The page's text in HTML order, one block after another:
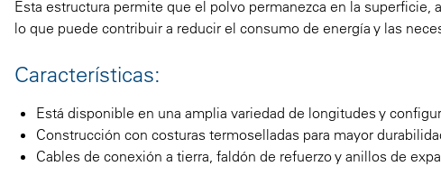
Esta estructura permite que el polvo permanezca en la
lo que puede contribuir a reducir el consumo de energía y las
Características:
Está disponible en una amplia variedad de longitudes y
Construcción con costuras termoselladas para mayor
Cables de conexión a tierra, faldón de refuerzo y anillos de